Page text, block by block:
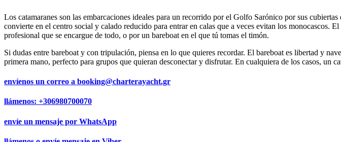
Los catamaranes son las embarcaciones ideales para un recorrido por el Golfo Sarónico por sus
convierte en el centro social y calado reducido para entrar en calas que a veces evitan los
profesional que se encargue de todo, o por un bareboat en el que tú tomas el timón.
Si dudas entre bareboat y con tripulación, piensa en lo que quieres recordar. El bareboat es libertad y
primera mano, perfecto para grupos que quieran desconectar y disfrutar. En cualquiera de los casos, un
envíenos un correo a booking@charterayacht.gr
llámenos: +306980700070
envíe un mensaje por WhatsApp